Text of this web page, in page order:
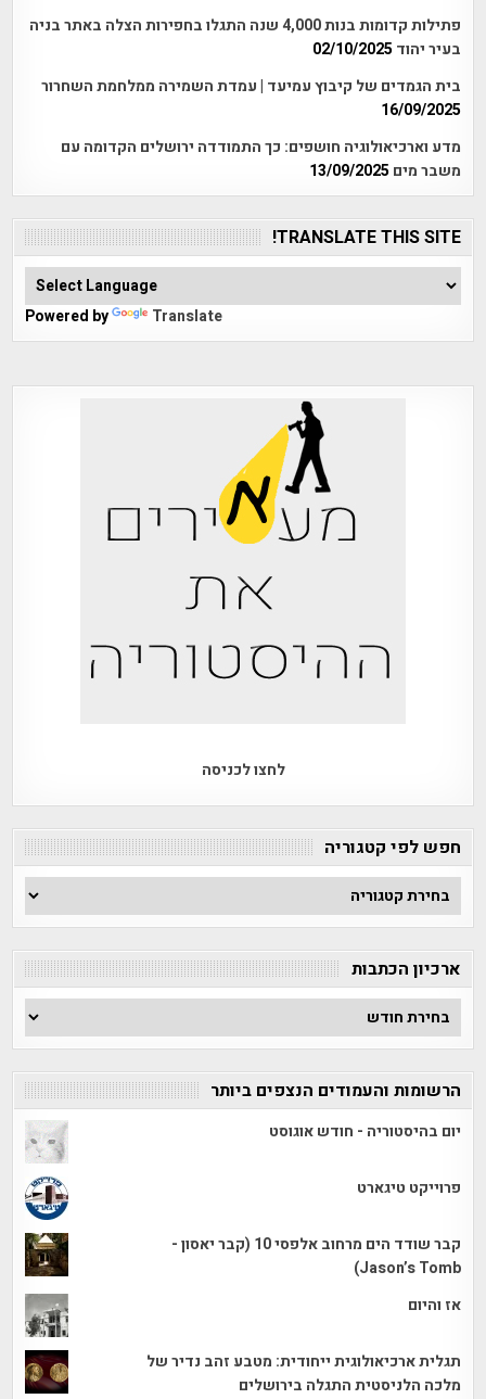
פתילות קדומות בנות 4,000 שנה התגלו בחפירות הצלה באתר בניה
בעיר יהוד 02/10/2025
בית הגמדים של קיבוץ עמיעד | עמדת השמירה ממלחמת השחרור
16/09/2025
מדע וארכיאולוגיה חושפים: כך התמודדה ירושלים הקדומה עם
משבר מים 13/09/2025
TRANSLATE THIS SITE!
Powered by Translate
לחצו לכניסה
חפש לפי קטגוריה
חפש
לפי
ארכיון הכתבות
ארכיון
הכתבות
הרשומות והעמודים הנצפים ביותר
יום בהיסטוריה - חודש אוגוסט
פרוייקט טיגארט
קבר שודד הים מרחוב אלפסי 10 (קבר יאסון -
Jason’s Tomb)
אז והיום
תגלית ארכיאולוגית ייחודית: מטבע זהב נדיר של
מלכה הלניסטית התגלה בירושלים